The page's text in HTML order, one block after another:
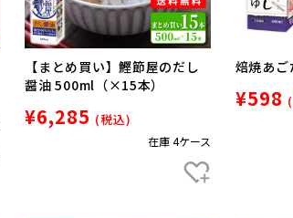
【まとめ買い】鰹節屋のだし
醤油 500ml（×15本）
¥6,285 (税込)
在庫 4ケース
焙焼あ
¥598